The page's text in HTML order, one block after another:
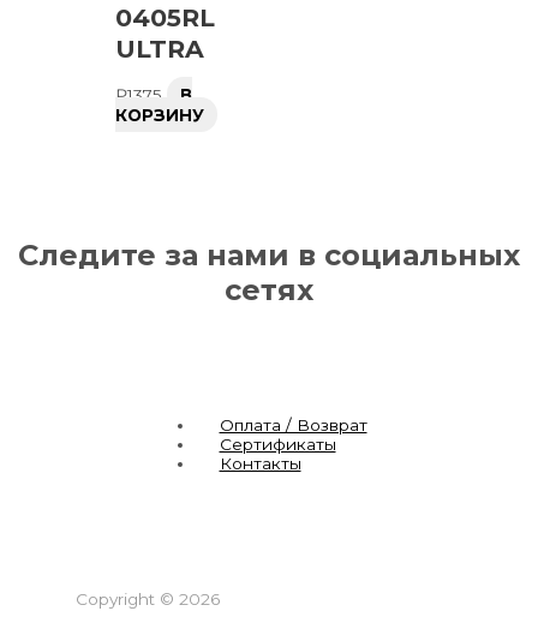
0405RL
ULTRA
₽1375
В
КОРЗИНУ
Следите за нами в социальных
сетях
Оплата / Возврат
Сертификаты
Контакты
Copyright © 2026